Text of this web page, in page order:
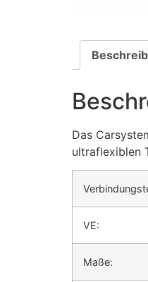
Das
ultraflexiblen
VE:
Maße: